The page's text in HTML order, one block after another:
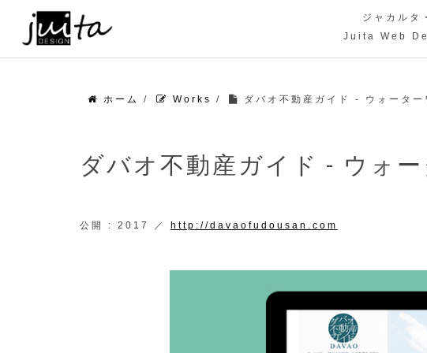
ジャカルタ
Juita Web
ホーム / Works / ダバオ不動産ガイド - ウォーター
ダバオ不動産ガイド - ウォ
公開 : 2017 ／ http://davaofudousan.com